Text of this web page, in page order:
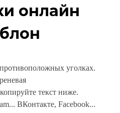
онлайн
уголках.
текст ниже.
ВКонтакте, Facebook...